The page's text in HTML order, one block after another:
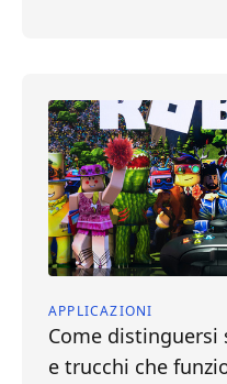
APPLICAZIONI
Come distinguersi
e trucchi che